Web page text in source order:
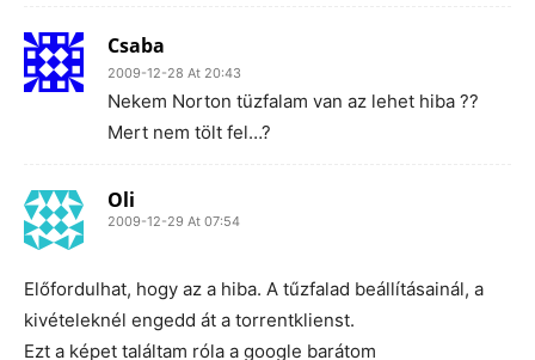
Csaba
2009-12-28 At 20:43
Nekem Norton tüzfalam van az lehet hiba ??
Mert nem tölt fel…?
Oli
2009-12-29 At 07:54
Előfordulhat, hogy az a hiba. A tűzfalad beállításainál, a
kivételeknél engedd át a torrentklienst.
Ezt a képet találtam róla a google barátom